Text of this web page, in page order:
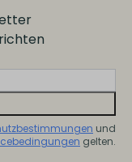
und
gelten.